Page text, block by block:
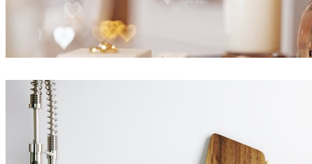
Ayat Sharifi